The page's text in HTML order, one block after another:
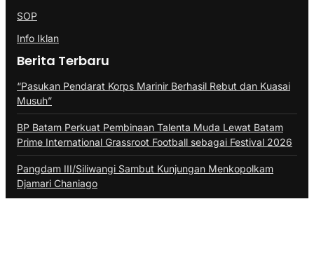
SOP
Info Iklan
Berita Terbaru
“Pasukan Pendarat Korps Marinir Berhasil Rebut dan Kuasai
Musuh”
BP Batam Perkuat Pembinaan Talenta Muda Lewat Batam
Prime International Grassroot Football sebagai Festival 2026
Pangdam III/Siliwangi Sambut Kunjungan Menkopolkam
Djamari Chaniago